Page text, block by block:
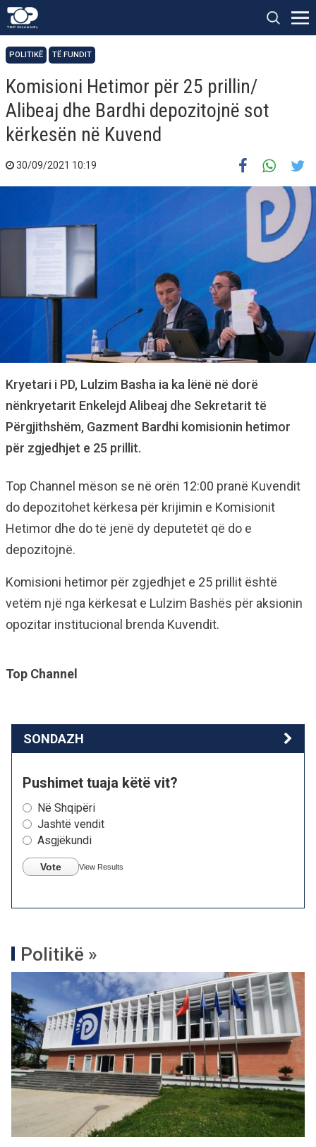
POLITIKË TË FUNDIT
Komisioni Hetimor për 25 prillin/
Alibeaj dhe Bardhi depozitojnë sot
kërkesën në Kuvend
30/09/2021 10:19
Kryetari i PD, Lulzim Basha ia ka lënë në dorë
nënkryetarit Enkelejd Alibeaj dhe Sekretarit të
Përgjithshëm, Gazment Bardhi komisionin hetimor
për zgjedhjet e 25 prillit.
Top Channel mëson se në orën 12:00 pranë Kuvendit
do depozitohet kërkesa për krijimin e Komisionit
Hetimor dhe do të jenë dy deputetët që do e
depozitojnë.
Komisioni hetimor për zgjedhjet e 25 prillit është
vetëm një nga kërkesat e Lulzim Bashës për aksionin
opozitar institucional brenda Kuvendit.
Top Channel
SONDAZH
Pushimet tuaja këtë vit?
Në Shqipëri
Jashtë vendit
Asgjëkundi
Vote View Results
Politikë »